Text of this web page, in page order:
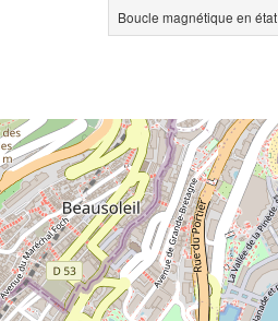
Boucle magnétique en